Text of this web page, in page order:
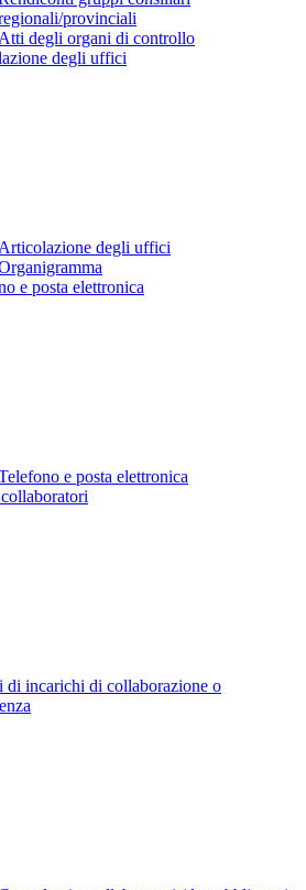
provinciali
Atti degli organi di controllo
degli uffici
Articolazione degli uffici
e posta elettronica
e posta elettronica
di incarichi di collaborazione o